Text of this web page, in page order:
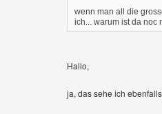
wenn man all die
ich... warum ist da noc
Hallo,
ja, das sehe ich